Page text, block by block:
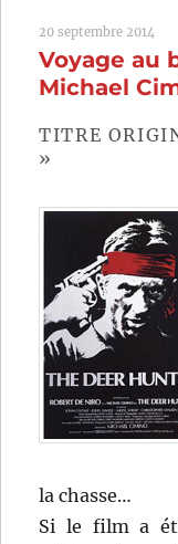
20 septembre 2014
Voyage au
Michael
TITRE
»
la chasse…
Si le film a